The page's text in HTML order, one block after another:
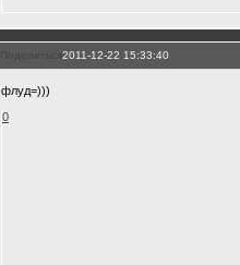
Поделиться2011-12-22 15:33:40
флуд=)))
0